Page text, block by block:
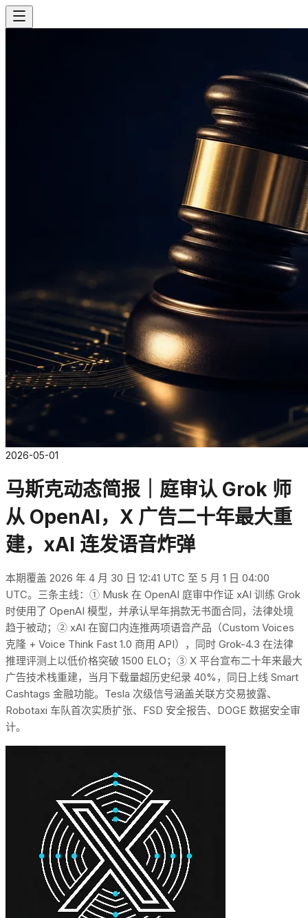
2026-05-01
马斯克动态简报｜庭审认 Grok 师
从 OpenAI，X 广告二十年最大重
建，xAI 连发语音炸弹
本期覆盖 2026 年 4 月 30 日 12:41 UTC 至 5 月 1 日 04:00
UTC。三条主线：① Musk 在 OpenAI 庭审中作证 xAI 训练 Grok
时使用了 OpenAI 模型，并承认早年捐款无书面合同，法律处境
趋于被动；② xAI 在窗口内连推两项语音产品（Custom Voices
克隆 + Voice Think Fast 1.0 商用 API），同时 Grok-4.3 在法律
推理评测上以低价格突破 1500 ELO；③ X 平台宣布二十年来最大
广告技术栈重建，当月下载量超历史纪录 40%，同日上线 Smart
Cashtags 金融功能。Tesla 次级信号涵盖关联方交易披露、
Robotaxi 车队首次实质扩张、FSD 安全报告、DOGE 数据安全审
计。